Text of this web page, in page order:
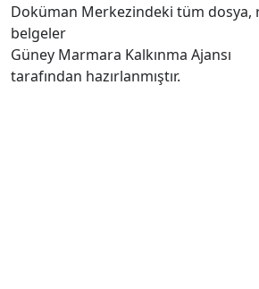
Doküman Merkezindeki tüm dosya,
belgeler
Güney Marmara Kalkınma Ajansı
tarafından hazırlanmıştır.